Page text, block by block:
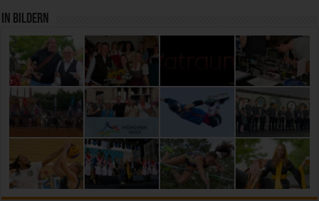
In Bildern